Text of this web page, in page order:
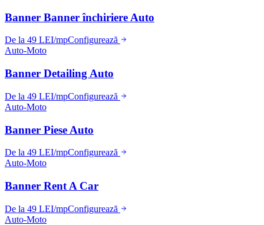
Banner Banner închiriere Auto
De la 49 LEI/mpConfigurează
Auto-Moto
Banner Detailing Auto
De la 49 LEI/mpConfigurează
Auto-Moto
Banner Piese Auto
De la 49 LEI/mpConfigurează
Auto-Moto
Banner Rent A Car
De la 49 LEI/mpConfigurează
Auto-Moto